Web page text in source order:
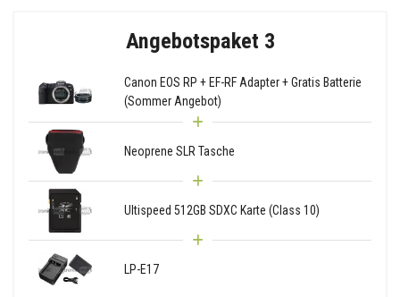
Angebotspaket 3
Canon EOS RP + EF-RF Adapter + Gratis Batterie
(Sommer Angebot)
Neoprene SLR Tasche
Ultispeed 512GB SDXC Karte (Class 10)
LP-E17